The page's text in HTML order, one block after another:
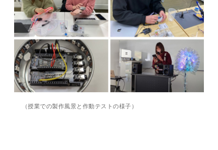
（授業での製作風景と作動テストの様子）